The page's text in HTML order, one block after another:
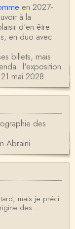
en 2027-
à la
d'en être
en duo avec
billets, mais
: l'exposition
mai 2028.
des
Abraini
mais je préci
des …